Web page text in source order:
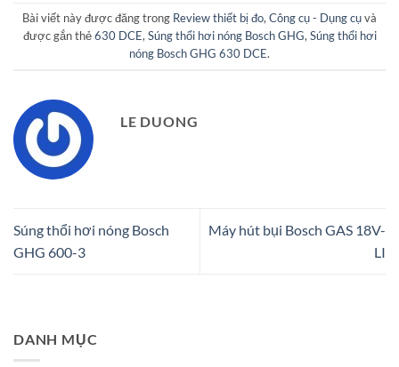
Bài viết này được đăng trong Review thiết bị đo,Công cụ - Dụng cụvà
được gắn thẻ630 DCE,Súng thổi hơi nóng Bosch GHG,Súng thổi hơi
nóng Bosch GHG 630 DCE.
LE DUONG
Súng thổi hơi nóng Bosch
GHG 600-3
Máy hút bụi Bosch GAS 18V-
LI
DANH MỤC